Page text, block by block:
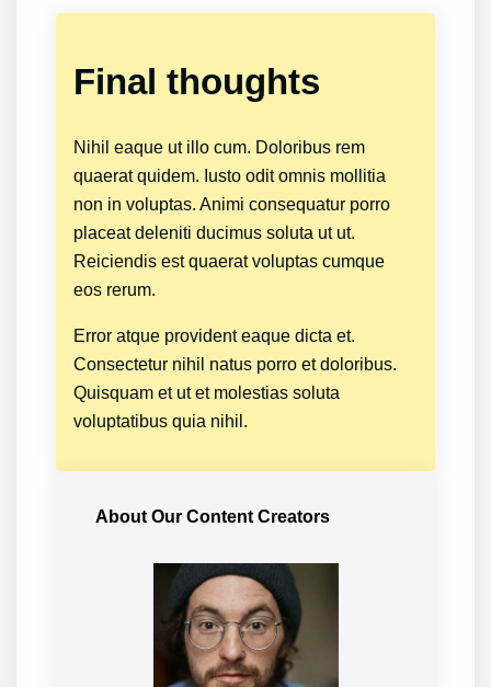
Final thoughts
Nihil eaque ut illo cum. Doloribus rem
quaerat quidem. Iusto odit omnis mollitia
non in voluptas. Animi consequatur porro
placeat deleniti ducimus soluta ut ut.
Reiciendis est quaerat voluptas cumque
eos rerum.
Error atque provident eaque dicta et.
Consectetur nihil natus porro et doloribus.
Quisquam et ut et molestias soluta
voluptatibus quia nihil.
About Our Content Creators